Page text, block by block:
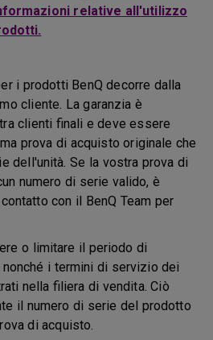
relative all'utilizzo
i prodotti BenQ decorre dalla
cliente. La garanzia è
clienti finali e deve essere
prova di acquisto originale che
dell'unità. Se la vostra prova di
numero di serie valido, è
con il BenQ Team per
o limitare il periodo di
i termini di servizio dei
nella filiera di vendita. Ciò
il numero di serie del prodotto
di acquisto.